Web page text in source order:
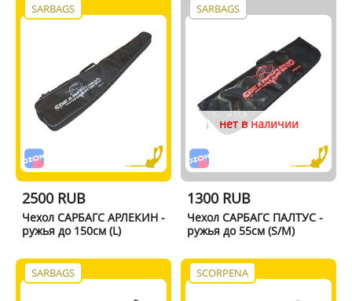
SARBAGS
2500 RUB
Чехол САРБАГС АРЛЕКИН -
ружья до 150см (L)
SARBAGS
нет в наличии
1300 RUB
Чехол САРБАГС ПАЛТУС -
ружья до 55см (S/M)
SARBAGS SCORPENA